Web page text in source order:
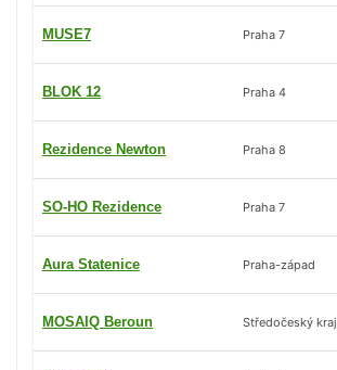
MUSE7 Praha 7
BLOK 12 Praha 4
Rezidence Newton Praha 8
SO-HO Rezidence Praha 7
Aura Statenice Praha-západ
MOSAIQ Beroun Středočeský kraj